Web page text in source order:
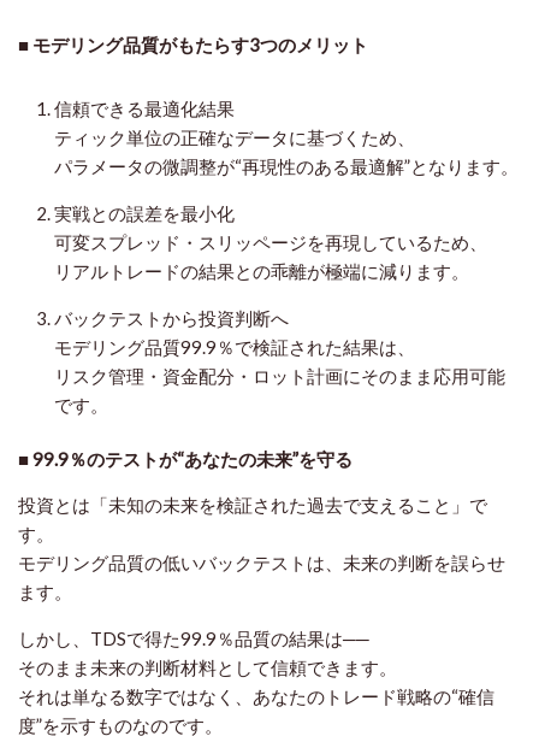
■ モデリング品質がもたらす3つのメリット
信頼できる最適化結果
ティック単位の正確なデータに基づくため、
パラメータの微調整が“再現性のある最適解”となります。
実戦との誤差を最小化
可変スプレッド・スリッページを再現しているため、
リアルトレードの結果との乖離が極端に減ります。
バックテストから投資判断へ
モデリング品質99.9％で検証された結果は、
リスク管理・資金配分・ロット計画にそのまま応用可能
です。
■ 99.9％のテストが“あなたの未来”を守る
投資とは「未知の未来を検証された過去で支えること」で
す。
モデリング品質の低いバックテストは、未来の判断を誤らせ
ます。
しかし、TDSで得た99.9％品質の結果は──
そのまま未来の判断材料として信頼できます。
それは単なる数字ではなく、あなたのトレード戦略の“確信
度”を示すものなのです。